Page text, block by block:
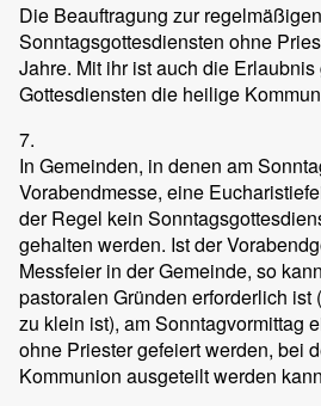
Die Beauftragung zur
Sonntagsgottesdiensten ohne
Jahre. Mit ihr ist auch die
Gottesdiensten die heilige
7.
In Gemeinden, in denen am
Vorabendmesse, eine
der Regel kein
gehalten werden. Ist der
Messfeier in der Gemeinde, so
pastoralen Gründen erforderlich
zu klein ist), am Sonntagvormittag
ohne Priester gefeiert werden, bei
Kommunion ausgeteilt werden